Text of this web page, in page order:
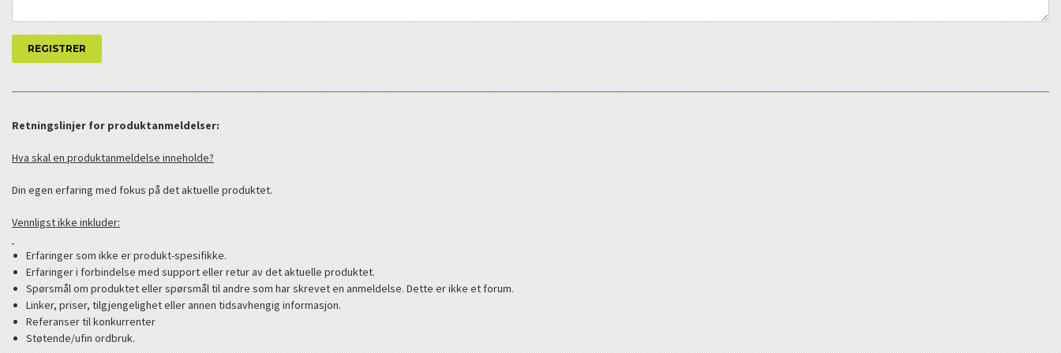
Retningslinjer for produktanmeldelser:
Hva skal en produktanmeldelse inneholde?
Din egen erfaring med fokus på det aktuelle produktet.
Vennligst ikke inkluder:
Erfaringer som ikke er produkt-spesifikke.
Erfaringer i forbindelse med support eller retur av det aktuelle produktet.
Spørsmål om produktet eller spørsmål til andre som har skrevet en anmeldelse. Dette er ikke et forum.
Linker, priser, tilgjengelighet eller annen tidsavhengig informasjon.
Referanser til konkurrenter
Støtende/ufin ordbruk.